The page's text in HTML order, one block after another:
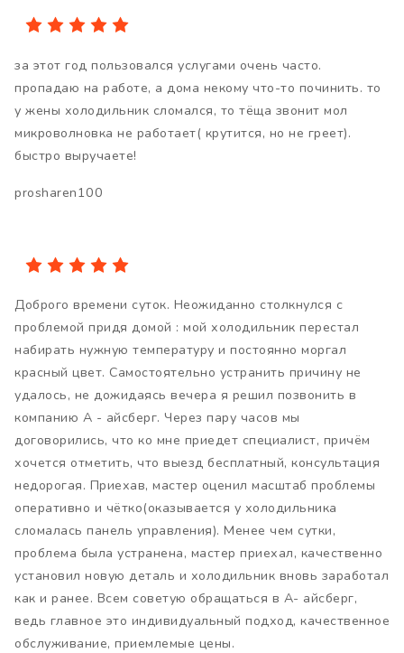
за этот год пользовался услугами очень часто.
пропадаю на работе, а дома некому что-то починить. то
у жены холодильник сломался, то тёща звонит мол
микроволновка не работает( крутится, но не греет).
быстро выручаете!
prosharen100
Доброго времени суток. Неожиданно столкнулся с
проблемой придя домой : мой холодильник перестал
набирать нужную температуру и постоянно моргал
красный цвет. Самостоятельно устранить причину не
удалось, не дожидаясь вечера я решил позвонить в
компанию А - айсберг. Через пару часов мы
договорились, что ко мне приедет специалист, причём
хочется отметить, что выезд бесплатный, консультация
недорогая. Приехав, мастер оценил масштаб проблемы
оперативно и чётко(оказывается у холодильника
сломалась панель управления). Менее чем сутки,
проблема была устранена, мастер приехал, качественно
установил новую деталь и холодильник вновь заработал
как и ранее. Всем советую обращаться в А- айсберг,
ведь главное это индивидуальный подход, качественное
обслуживание, приемлемые цены.